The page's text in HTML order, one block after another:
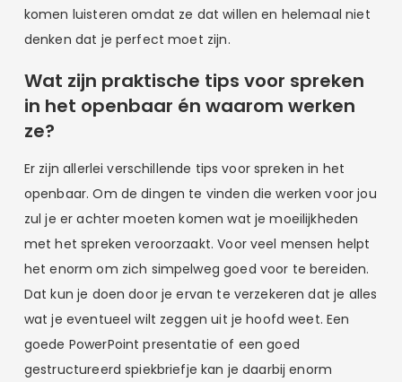
komen luisteren omdat ze dat willen en helemaal niet
denken dat je perfect moet zijn.
Wat zijn praktische tips voor spreken
in het openbaar én waarom werken
ze?
Er zijn allerlei verschillende tips voor spreken in het
openbaar. Om de dingen te vinden die werken voor jou
zul je er achter moeten komen wat je moeilijkheden
met het spreken veroorzaakt. Voor veel mensen helpt
het enorm om zich simpelweg goed voor te bereiden.
Dat kun je doen door je ervan te verzekeren dat je alles
wat je eventueel wilt zeggen uit je hoofd weet. Een
goede PowerPoint presentatie of een goed
gestructureerd spiekbriefje kan je daarbij enorm